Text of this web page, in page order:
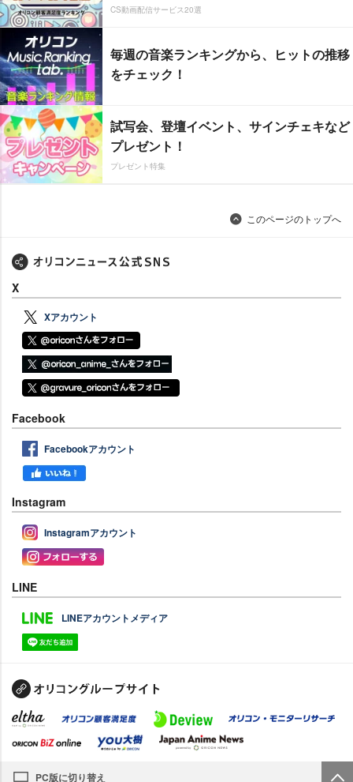
CS動画配信サービス20選
毎週の音楽ランキングから、ヒットの推移
をチェック！
試写会、登壇イベント、サインチェキなど
プレゼント！
プレゼント特集
このページのトップへ
X
Xアカウント
Facebook
Facebookアカウント
Instagram
Instagramアカウント
LINE
LINEアカウントメディア
PC版に切り替え